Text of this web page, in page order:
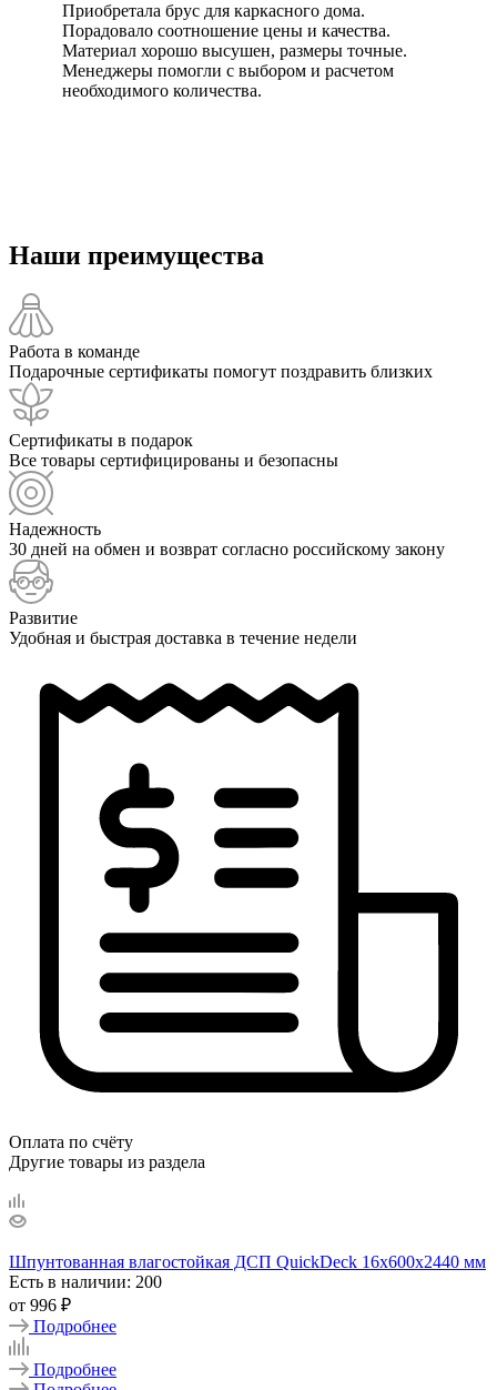
Приобретала брус для каркасного дома.
Порадовало соотношение цены и качества.
Материал хорошо высушен, размеры точные.
Менеджеры помогли с выбором и расчетом
необходимого количества.
Наши преимущества
Работа в команде
Подарочные сертификаты помогут поздравить близких
Сертификаты в подарок
Все товары сертифицированы и безопасны
Надежность
30 дней на обмен и возврат согласно российскому закону
Развитие
Удобная и быстрая доставка в течение недели
Оплата по счёту
Другие товары из раздела
Шпунтованная влагостойкая ДСП QuickDeck 16х600х2440 мм
Есть в наличии: 200
от 996 ₽
Подробнее
Подробнее